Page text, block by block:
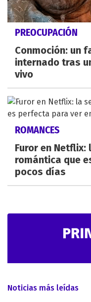
PREOCUPACIÓN
Conmoción: un
internado tras
vivo
ROMANCES
Furor en Netflix:
romántica que
pocos días
Noticias más leídas